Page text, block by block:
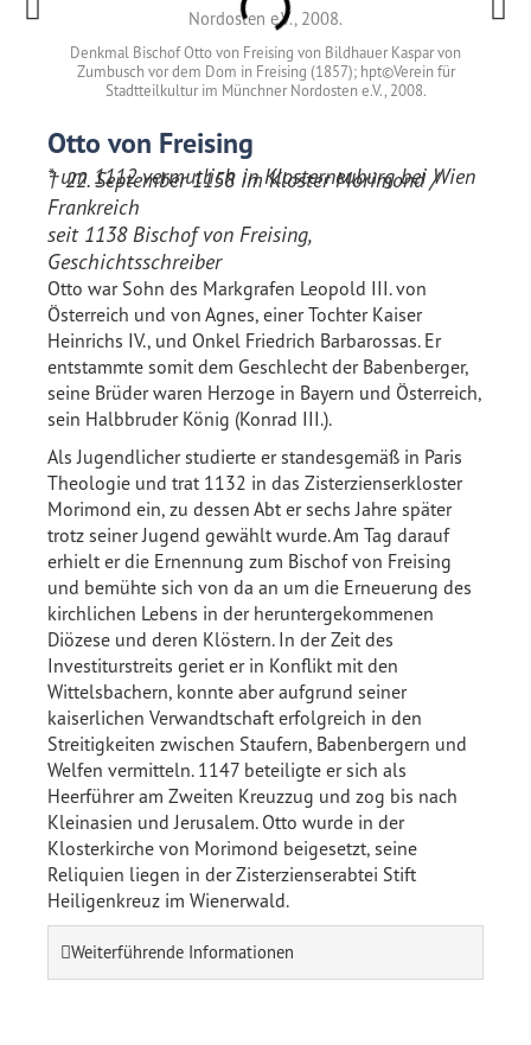
Denkmal Bischof Otto von Freising von Bildhauer Kaspar von
Zumbusch vor dem Dom in Freising (1857); hpt©Verein für
Stadtteilkultur im Münchner Nordosten e.V., 2008.
Die
Otto von Freising
* um 1112 vermutlich in Klosterneuburg bei Wien
† 22. September 1158 im Kloster Morimond /
Frankreich
seit 1138 Bischof von Freising,
Geschichtsschreiber
Otto war Sohn des Markgrafen Leopold III. von
Österreich und von Agnes, einer Tochter Kaiser
Heinrichs IV., und Onkel Friedrich Barbarossas. Er
entstammte somit dem Geschlecht der Babenberger,
seine Brüder waren Herzoge in Bayern und Österreich,
sein Halbbruder König (Konrad III.).
Als Jugendlicher studierte er standesgemäß in Paris
Theologie und trat 1132 in das Zisterzienserkloster
Morimond ein, zu dessen Abt er sechs Jahre später
trotz seiner Jugend gewählt wurde. Am Tag darauf
erhielt er die Ernennung zum Bischof von Freising
und bemühte sich von da an um die Erneuerung des
kirchlichen Lebens in der heruntergekommenen
Diözese und deren Klöstern. In der Zeit des
Investiturstreits geriet er in Konflikt mit den
Wittelsbachern, konnte aber aufgrund seiner
kaiserlichen Verwandtschaft erfolgreich in den
Streitigkeiten zwischen Staufern, Babenbergern und
Welfen vermitteln. 1147 beteiligte er sich als
Heerführer am Zweiten Kreuzzug und zog bis nach
Kleinasien und Jerusalem. Otto wurde in der
Klosterkirche von Morimond beigesetzt, seine
Reliquien liegen in der Zisterzienserabtei Stift
Heiligenkreuz im Wienerwald.
Weiterführende Informationen